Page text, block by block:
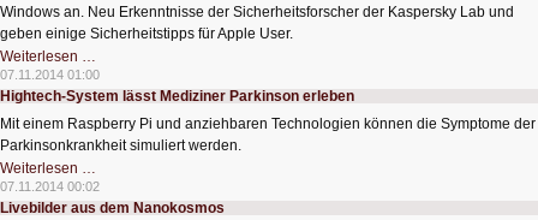
Windows an. Neu Erkenntnisse der Sicherheitsforscher der Kaspersky Lab und
geben einige Sicherheitstipps für Apple User.
Weiterlesen …
Schädling
WireLurker
07.11.2014 01:00
Hightech-System lässt Mediziner Parkinson erleben
Mit einem Raspberry Pi und anziehbaren Technologien können die Symptome der
Parkinsonkrankheit simuliert werden.
Weiterlesen …
System
lässt
Mediziner
07.11.2014 00:02
Livebilder aus dem Nanokosmos